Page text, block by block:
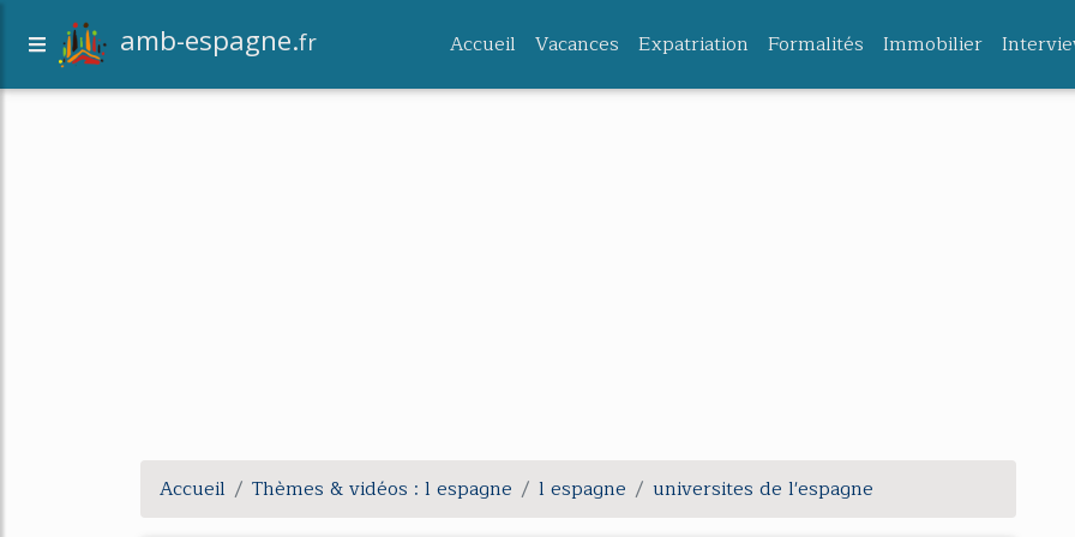
amb-espagne.fr Accueil Vacances Expatriation Formalités Immobilier
Accueil Thèmes & vidéos : l espagne l espagne universites de l'espagne